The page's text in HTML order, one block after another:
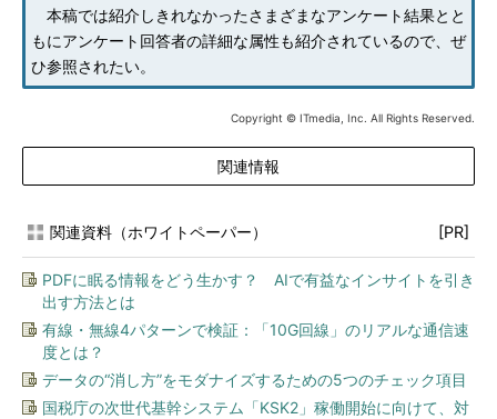
本稿では紹介しきれなかったさまざまなアンケート結果とと
もにアンケート回答者の詳細な属性も紹介されているので、ぜ
ひ参照されたい。
Copyright © ITmedia, Inc. All Rights Reserved.
関連情報
関連資料（ホワイトペーパー） [PR]
PDFに眠る情報をどう生かす？ AIで有益なインサイトを引き
出す方法とは
有線・無線4パターンで検証：「10G回線」のリアルな通信速
度とは？
データの“消し方”をモダナイズするための5つのチェック項目
国税庁の次世代基幹システム「KSK2」稼働開始に向けて、対